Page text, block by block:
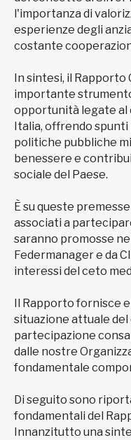
l'importanza di
esperienze degli
costante
In sintesi, il
importante
opportunità legate al
Italia, offrendo
politiche pubbliche
benessere e
sociale del Paese.
È su queste
associati a
saranno promosse
Federmanager e da
interessi del ceto
Il Rapporto fornisce
situazione attuale
partecipazione
dalle nostre
fondamentale
Di seguito sono
fondamentali del
Innanzitutto una